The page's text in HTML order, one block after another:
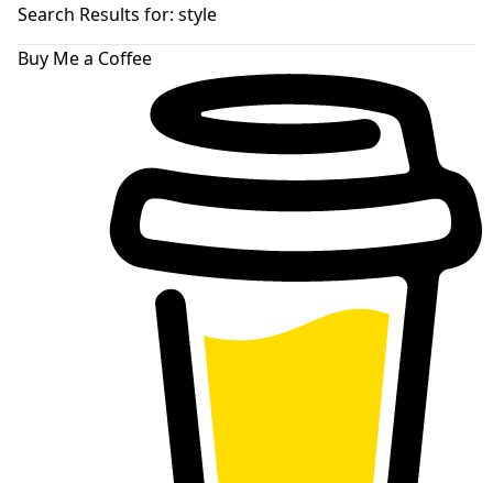
skin
Search Results for: style
Buy Me a Coffee